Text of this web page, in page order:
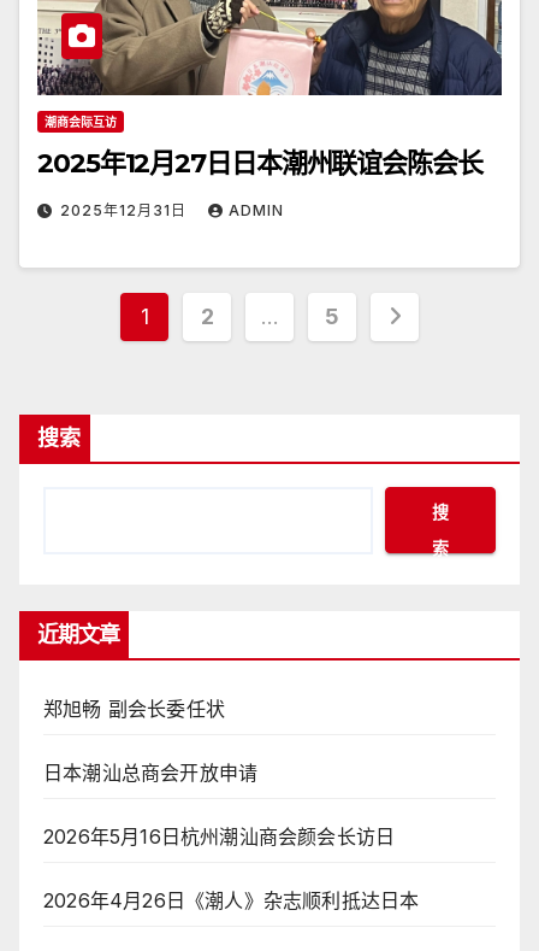
潮商会际互访
2025年12月27日日本潮州联谊会陈会长
2025年12月31日 ADMIN
文
页
1 2 … 5
搜索
搜
索
近期文章
郑旭畅 副会长委任状
日本潮汕总商会开放申请
2026年5月16日杭州潮汕商会颜会长访日
2026年4月26日《潮人》杂志顺利抵达日本